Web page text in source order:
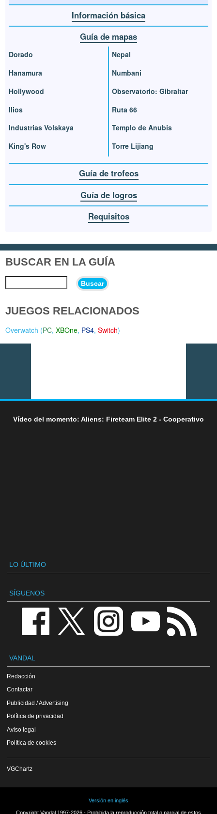
Información básica
Guía de mapas
Dorado
Hanamura
Hollywood
Ilios
Industrias Volskaya
King's Row
Nepal
Numbani
Observatorio: Gibraltar
Ruta 66
Templo de Anubis
Torre Lijiang
Guía de trofeos
Guía de logros
Requisitos
BUSCAR EN LA GUÍA
Buscar
JUEGOS RELACIONADOS
Overwatch (PC,XBOne, PS4,Switch)
Vídeo del momento: Aliens: Fireteam Elite 2 - Cooperativo
LO ÚLTIMO
SÍGUENOS
VANDAL
Redacción
Contactar
Publicidad / Advertising
Política de privacidad
Aviso legal
Política de cookies
VGChartz
Versión en inglés
Copyright Vandal 1997-2026 - Prohibida la reproducción total o parcial de estos